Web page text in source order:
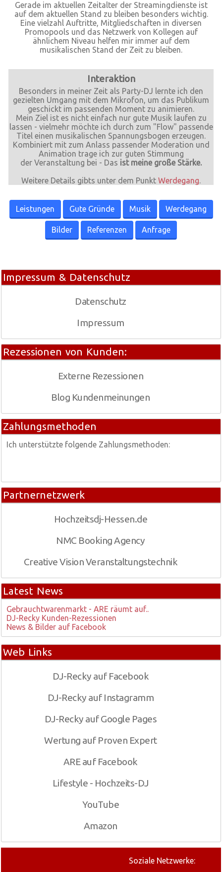
Gerade im aktuellen Zeitalter der Streamingdienste ist
auf dem aktuellen Stand zu bleiben besonders wichtig.
Eine vielzahl Auftritte, Mitgliedschaften in diversen
Promopools und das Netzwerk von Kollegen auf
ähnlichem Niveau helfen mir immer auf dem
musikalischen Stand der Zeit zu bleiben.
Interaktion
Besonders in meiner Zeit als Party-DJ lernte ich den
gezielten Umgang mit dem Mikrofon, um das Publikum
geschickt im passenden Moment zu animieren.
Mein Ziel ist es nicht einfach nur gute Musik laufen zu
lassen - vielmehr möchte ich durch zum "Flow" passende
Titel einen musikalischen Spannungsbogen erzeugen.
Kombiniert mit zum Anlass passender Moderation und
Animation trage ich zur guten Stimmung
der Veranstaltung bei - Das ist meine große Stärke.
Weitere Details gibts unter dem Punkt Werdegang.
Leistungen Gute Gründe Musik Werdegang
Bilder Referenzen Anfrage
Impressum & Datenschutz
Datenschutz
Impressum
Rezessionen von Kunden:
Externe Rezessionen
Blog Kundenmeinungen
Zahlungsmethoden
Ich unterstützte folgende Zahlungsmethoden:
Partnernetzwerk
Hochzeitsdj-Hessen.de
NMC Booking Agency
Creative Vision Veranstaltungstechnik
Latest News
Gebrauchtwarenmarkt - ARE räumt auf..
DJ-Recky Kunden-Rezessionen
News & Bilder auf Facebook
Web Links
DJ-Recky auf Facebook
DJ-Recky auf Instagramm
DJ-Recky auf Google Pages
Wertung auf Proven Expert
ARE auf Facebook
Lifestyle - Hochzeits-DJ
YouTube
Amazon
Soziale Netzwerke: